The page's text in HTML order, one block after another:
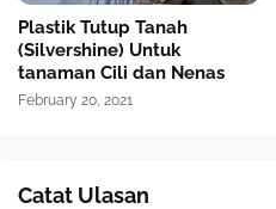
Plastik Tutup Tanah
(Silvershine) Untuk
tanaman Cili dan Nenas
February 20, 2021
Catat Ulasan